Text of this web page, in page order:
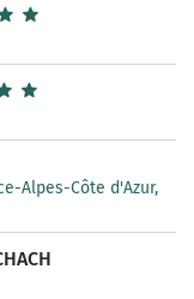
Alpes-Côte d'Azur,